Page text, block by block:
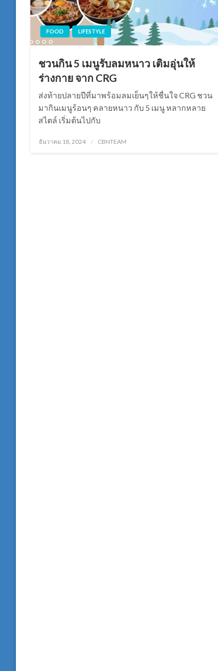
FOOD LIFESTYLE
ชวนกิน 5 เมนูรับลมหนาว เติมอุ่นให้
ร่างกาย จาก CRG
ส่งท้ายปลายปีที่มาพร้อมลมเย็นๆให้ชื่นใจ CRG ชวน
มากินเมนูร้อนๆ คลายหนาว กับ 5 เมนู หลากหลาย
สไตล์ เริ่มต้นไปกับ
Posted
ธันวาคม 18, 2024 CBNTEAM